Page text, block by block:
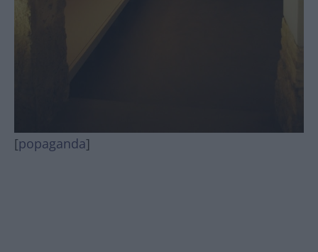
[popaganda]